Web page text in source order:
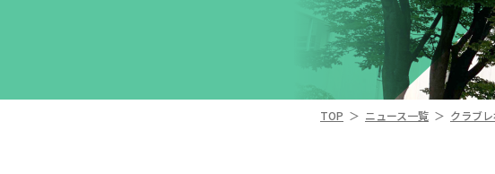
TOP ＞ ニュース一覧 ＞ クラブ